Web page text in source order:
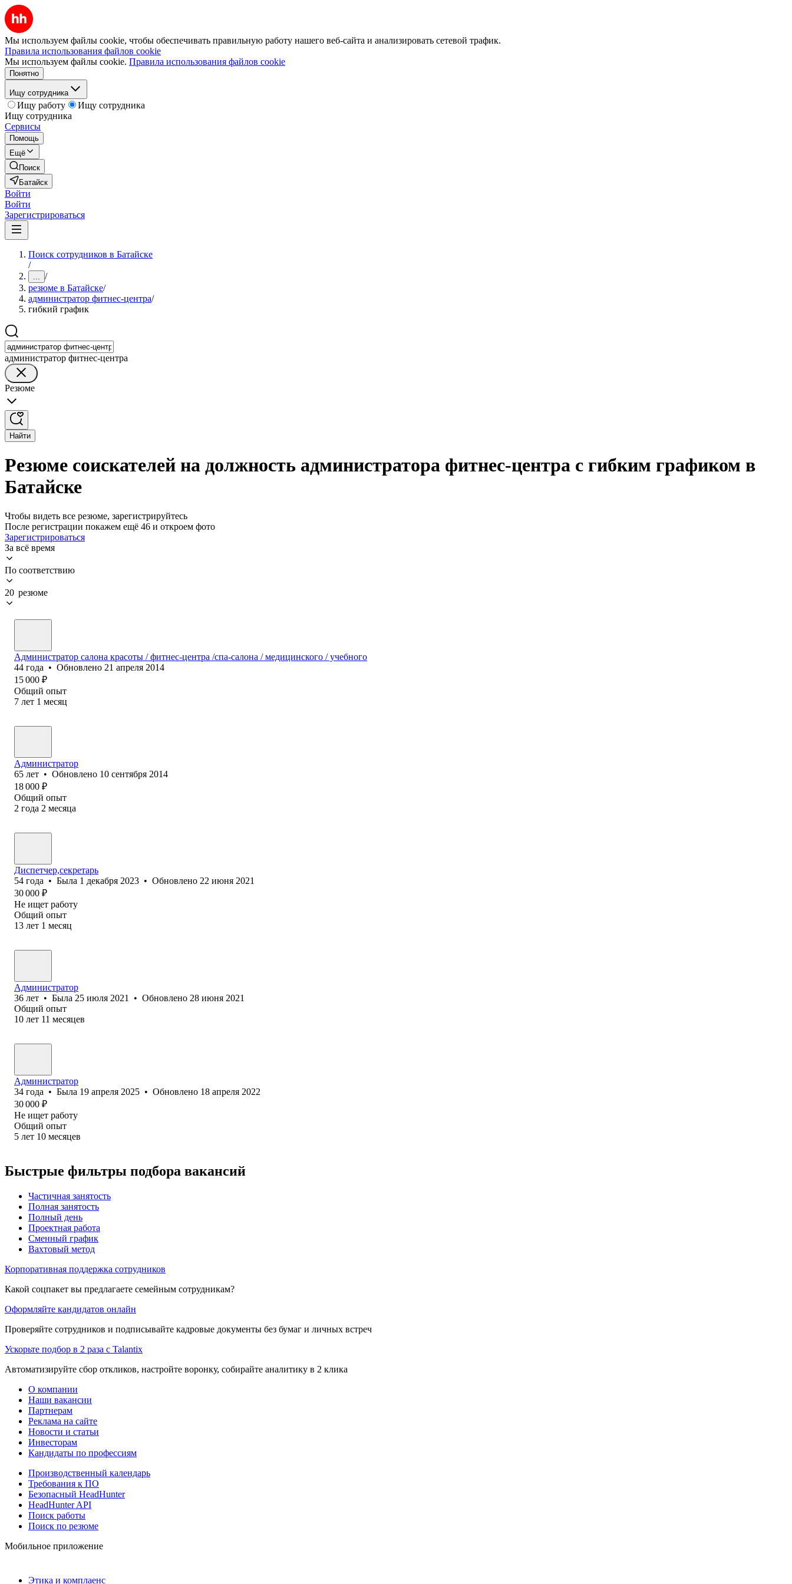
Мы используем файлы cookie, чтобы обеспечивать правильную работу нашего веб-сайта и анализировать сетевой трафик.
Правила использования файлов cookie
Мы используем файлы cookie. Правила использования файлов cookie
Понятно
Ищу сотрудника
Ищу работу
Ищу сотрудника
Ищу сотрудника
Сервисы
Помощь
Ещё
Поиск
Батайск
Войти
Войти
Зарегистрироваться
Поиск сотрудников в Батайске
/
... /
резюме в Батайске/
администратор фитнес-центра/
гибкий график
администратор фитнес-центра
Резюме
Найти
Резюме соискателей на должность администратора фитнес-центра с гибким графиком в
Батайске
Чтобы видеть все резюме, зарегистрируйтесь
После регистрации покажем ещё 46 и откроем фото
Зарегистрироваться
За всё время
По соответствию
20 резюме
Администратор салона красоты / фитнес-центра /спа-салона / медицинского / учебного
44 года • Обновлено 21 апреля 2014
15 000 ₽
Общий опыт
7 лет 1 месяц
Администратор
65 лет • Обновлено 10 сентября 2014
18 000 ₽
Общий опыт
2 года 2 месяца
Диспетчер,секретарь
54 года • Была 1 декабря 2023 • Обновлено 22 июня 2021
30 000 ₽
Не ищет работу
Общий опыт
13 лет 1 месяц
Администратор
36 лет • Была 25 июля 2021 • Обновлено 28 июня 2021
Общий опыт
10 лет 11 месяцев
Администратор
34 года • Была 19 апреля 2025 • Обновлено 18 апреля 2022
30 000 ₽
Не ищет работу
Общий опыт
5 лет 10 месяцев
Быстрые фильтры подбора вакансий
Частичная занятость
Полная занятость
Полный день
Проектная работа
Сменный график
Вахтовый метод
Корпоративная поддержка сотрудников
Какой соцпакет вы предлагаете семейным сотрудникам?
Оформляйте кандидатов онлайн
Проверяйте сотрудников и подписывайте кадровые документы без бумаг и личных встреч
Ускорьте подбор в 2 раза с Talantix
Автоматизируйте сбор откликов, настройте воронку, собирайте аналитику в 2 клика
О компании
Наши вакансии
Партнерам
Реклама на сайте
Новости и статьи
Инвесторам
Кандидаты по профессиям
Производственный календарь
Требования к ПО
Безопасный HeadHunter
HeadHunter API
Поиск работы
Поиск по резюме
Мобильное приложение
Этика и комплаенс